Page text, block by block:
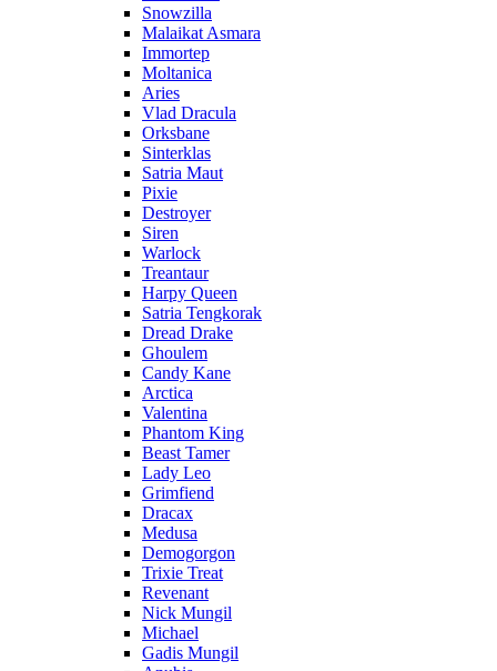
Snowzilla
Malaikat Asmara
Immortep
Moltanica
Aries
Vlad Dracula
Orksbane
Sinterklas
Satria Maut
Pixie
Destroyer
Siren
Warlock
Treantaur
Harpy Queen
Satria Tengkorak
Dread Drake
Ghoulem
Candy Kane
Arctica
Valentina
Phantom King
Beast Tamer
Lady Leo
Grimfiend
Dracax
Medusa
Demogorgon
Trixie Treat
Revenant
Nick Mungil
Michael
Gadis Mungil